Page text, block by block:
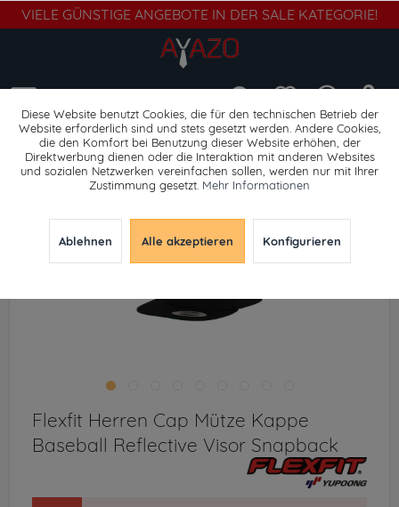
VIELE GÜNSTIGE ANGEBOTE IN DER SALE KATEGORIE!
Flexfit Herren Cap Mütze Kappe
Baseball Reflective Visor Snapback
Diese Website benutzt Cookies, die für den technischen Betrieb der
Website erforderlich sind und stets gesetzt werden. Andere Cookies,
die den Komfort bei Benutzung dieser Website erhöhen, der
Direktwerbung dienen oder die Interaktion mit anderen Websites
und sozialen Netzwerken vereinfachen sollen, werden nur mit Ihrer
Zustimmung gesetzt. Mehr Informationen
Ablehnen Alle akzeptieren Konfigurieren